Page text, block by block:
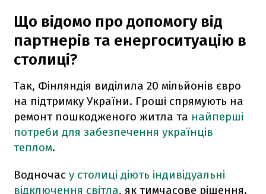
Що відомо про допомогу від
партнерів та енергоситуацію в
столиці?
Так, Фінляндія виділила 20 мільйонів євро
на підтримку України. Гроші спрямують на
ремонт пошкодженого житла та найперші
потреби для забезпечення українців
теплом.
Водночас у столиці діють індивідуальні
відключення світла, як тимчасове рішення.